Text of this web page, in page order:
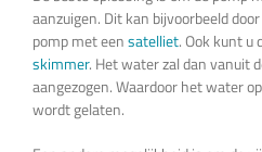
aanzuigen. Dit kan bijvoorbeeld
pomp met eensatelliet. Ook kunt u
skimmer. Het water zal dan vanuit
aangezogen. Waardoor het water
wordt gelaten.